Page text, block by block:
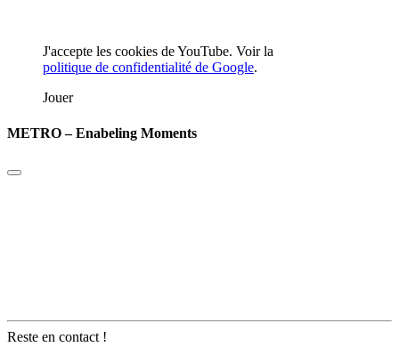
J'accepte les cookies de YouTube. Voir la
politique de confidentialité de Google.
Jouer
METRO – Enabeling Moments
Reste en contact !